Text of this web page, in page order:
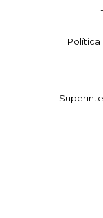
Política